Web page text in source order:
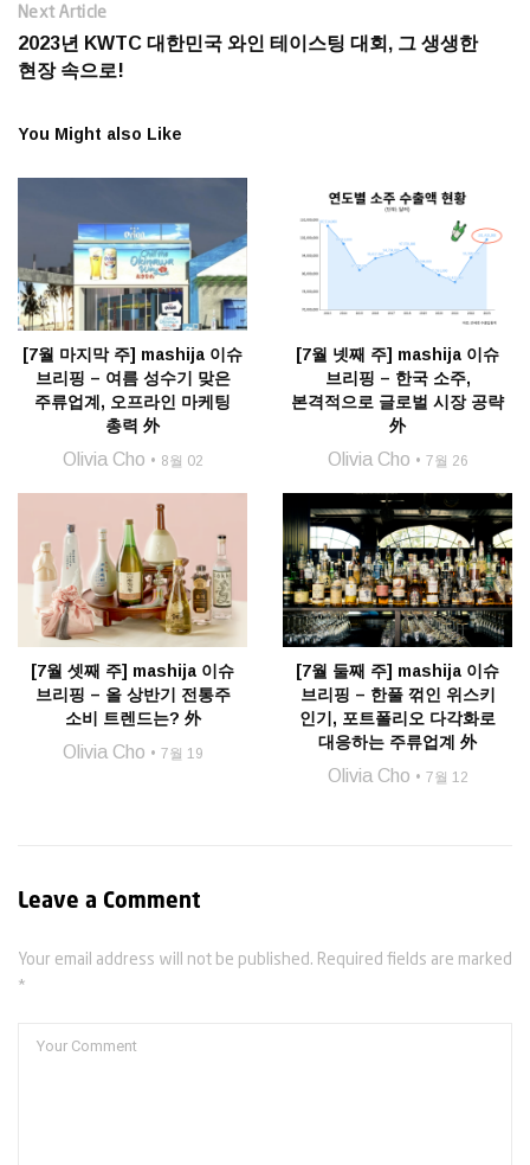
Next Article
2023년 KWTC 대한민국 와인 테이스팅 대회, 그 생생한
현장 속으로!
You Might also Like
[7월 마지막 주] mashija 이슈
브리핑 – 여름 성수기 맞은
주류업계, 오프라인 마케팅
총력 外
Olivia Cho 8월 02
[7월 넷째 주] mashija 이슈
브리핑 – 한국 소주,
본격적으로 글로벌 시장 공략
外
Olivia Cho 7월 26
[7월 셋째 주] mashija 이슈
브리핑 – 올 상반기 전통주
소비 트렌드는? 外
Olivia Cho 7월 19
[7월 둘째 주] mashija 이슈
브리핑 – 한풀 꺾인 위스키
인기, 포트폴리오 다각화로
대응하는 주류업계 外
Olivia Cho 7월 12
Leave a Comment
Your email address will not be published. Required fields are marked
*